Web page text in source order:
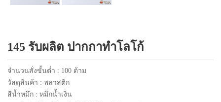
145 รับผลิต ปากกาทำโลโก้
จำนวนสั่งขั้นต่ำ : 100 ด้าม
วัสดุสินค้า : พลาสติก
สีน้ำหมึก : หมึกน้ำเงิน